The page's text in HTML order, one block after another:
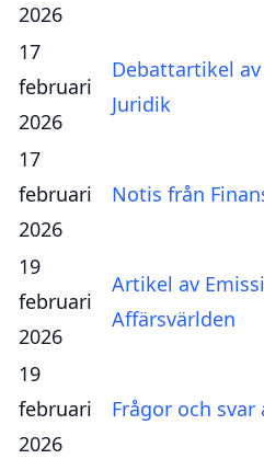
2026
17
februari
2026
Debattartikel
Juridik
17
februari
2026
Notis från
19
februari
2026
Artikel av
Affärsvärlden
19
februari
2026
Frågor och